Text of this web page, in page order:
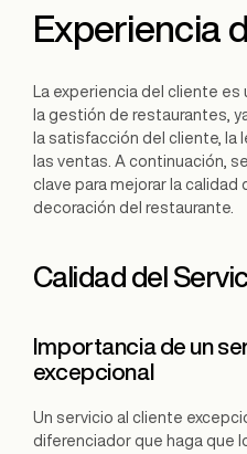
Experiencia
La experiencia del cliente
la gestión de restaurantes,
la satisfacción del cliente, la
las ventas. A continuación,
clave para mejorar la calidad
decoración del restaurante.
Calidad del
Importancia de un
excepcional
Un servicio al cliente
diferenciador que haga que